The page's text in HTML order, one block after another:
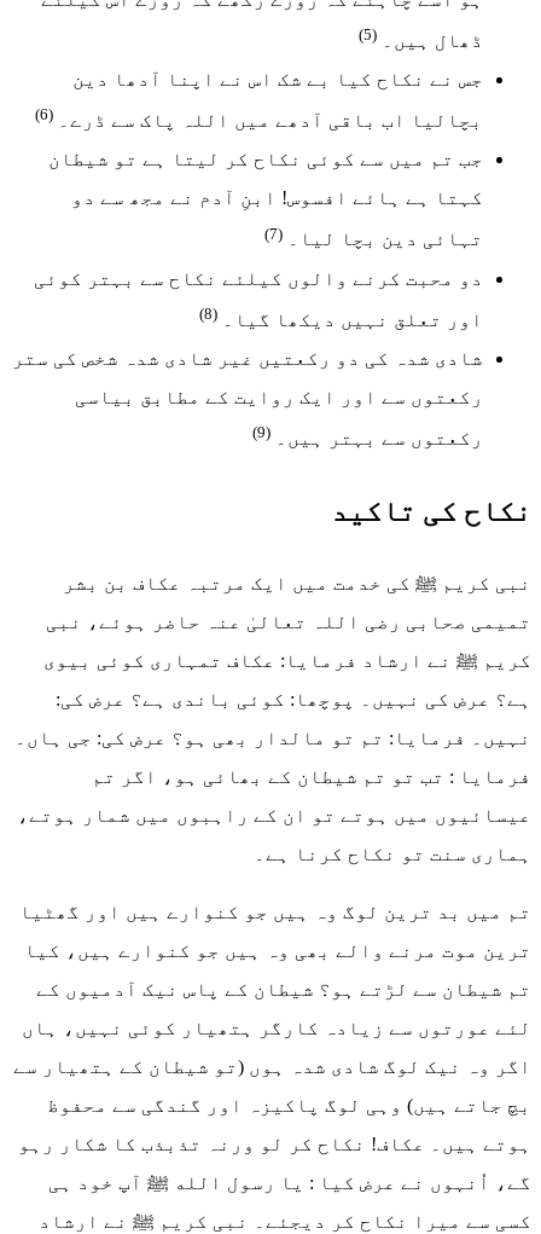
ڈھال ہیں۔ (5)
جس نے نکاح کیا بے شک اس نے اپنا آدھا دین
بچالیا اب باقی آدھے میں اللہ پاک سے ڈرے۔ (6)
جب تم میں سے کوئی نکاح کر لیتا ہے تو شیطان
کہتا ہے ہائے افسوس! ابنِ آدم نے مجھ سے دو
تہائی دین بچا لیا۔ (7)
دو محبت کرنے والوں کیلئے نکاح سے بہتر کوئی
اور تعلق نہیں دیکھا گیا۔ (8)
شادی شدہ کی دو رکعتیں غیر شادی شدہ شخص کی ستر
رکعتوں سے اور ایک روایت کے مطابق بیاسی
رکعتوں سے بہتر ہیں۔ (9)
نکاح کی تاکید
نبی کریم ﷺ کی خدمت میں ایک مرتبہ عکاف بن بشر
تمیمی صحابی رضی اللہ تعالیٰ عنہ حاضر ہوئے، نبی
کریم ﷺ نے ارشاد فرمایا: عکاف تمہاری کوئی بیوی
ہے؟ عرض کی نہیں۔ پوچھا: کوئی باندی ہے؟ عرض کی:
نہیں۔ فرمایا: تم تو مالدار بھی ہو؟ عرض کی: جی ہاں۔
فرمایا : تب تو تم شیطان کے بھائی ہو، اگر تم
عیسائیوں میں ہوتے تو ان کے راہبوں میں شمار ہوتے،
ہماری سنت تو نکاح کرنا ہے۔
تم میں بد ترین لوگ وہ ہیں جو کنوارے ہیں اور گھٹیا
ترین موت مرنے والے بھی وہ ہیں جو کنوارے ہیں، کیا
تم شیطان سے لڑتے ہو؟ شیطان کے پاس نیک آدمیوں کے
لئے عورتوں سے زیادہ کارگر ہتھیار کوئی نہیں، ہاں
اگر وہ نیک لوگ شادی شدہ ہوں (تو شیطان کے ہتھیار سے
بچ جاتے ہیں) وہی لوگ پاکیزہ اور گندگی سے محفوظ
ہوتے ہیں۔ عکاف! نکاح کر لو ورنہ تذبذب کا شکار رہو
گے، اُنہوں نے عرض کیا : یا رسول الله ﷺ آپ خود ہی
کسی سے میرا نکاح کر دیجئے۔ نبی کریم ﷺ نے ارشاد